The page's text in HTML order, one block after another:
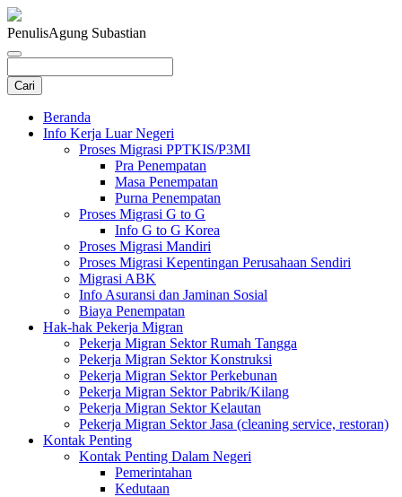
PenulisAgung Subastian
Beranda
Info Kerja Luar Negeri
Proses Migrasi PPTKIS/P3MI
Pra Penempatan
Masa Penempatan
Purna Penempatan
Proses Migrasi G to G
Info G to G Korea
Proses Migrasi Mandiri
Proses Migrasi Kepentingan Perusahaan Sendiri
Migrasi ABK
Info Asuransi dan Jaminan Sosial
Biaya Penempatan
Hak-hak Pekerja Migran
Pekerja Migran Sektor Rumah Tangga
Pekerja Migran Sektor Konstruksi
Pekerja Migran Sektor Perkebunan
Pekerja Migran Sektor Pabrik/Kilang
Pekerja Migran Sektor Kelautan
Pekerja Migran Sektor Jasa (cleaning service, restoran)
Kontak Penting
Kontak Penting Dalam Negeri
Pemerintahan
Kedutaan